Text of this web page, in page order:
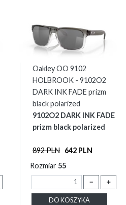
Oakley OO 9102
HOLBROOK - 9102O2
DARK INK FADE prizm
black polarized
9102O2 DARK INK FADE
prizm black polarized
892 PLN 642 PLN
Rozmiar 55
－ ＋
DO KOSZYKA